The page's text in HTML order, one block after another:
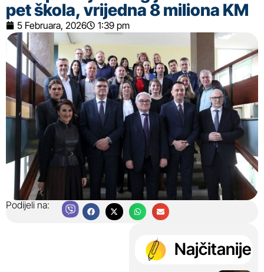
pet škola, vrijedna 8 miliona KM
5 Februara, 2026 1:39 pm
Podijeli na:
Najčitanije